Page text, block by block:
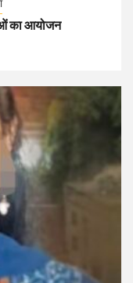
का आयोजन